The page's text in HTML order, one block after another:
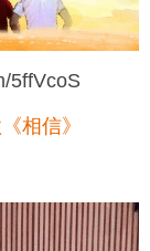
5ffVcoS
相信》